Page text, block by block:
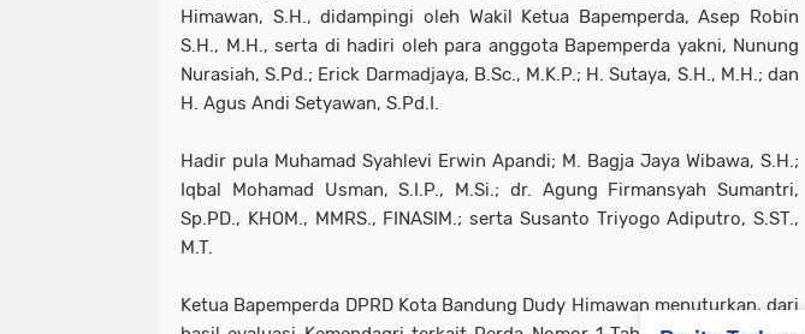
Himawan, S.H., didampingi oleh Wakil Ketua Bapemperda, Asep Robin
S.H., M.H., serta di hadiri oleh para anggota Bapemperda yakni, Nunung
Nurasiah, S.Pd.; Erick Darmadjaya, B.Sc., M.K.P.; H. Sutaya, S.H., M.H.; dan
H. Agus Andi Setyawan, S.Pd.I.
Hadir pula Muhamad Syahlevi Erwin Apandi; M. Bagja Jaya Wibawa, S.H.;
Iqbal Mohamad Usman, S.I.P., M.Si.; dr. Agung Firmansyah Sumantri,
Sp.PD., KHOM., MMRS., FINASIM.; serta Susanto Triyogo Adiputro, S.ST.,
M.T.
Ketua Bapemperda DPRD Kota Bandung Dudy Himawan menuturkan, dari